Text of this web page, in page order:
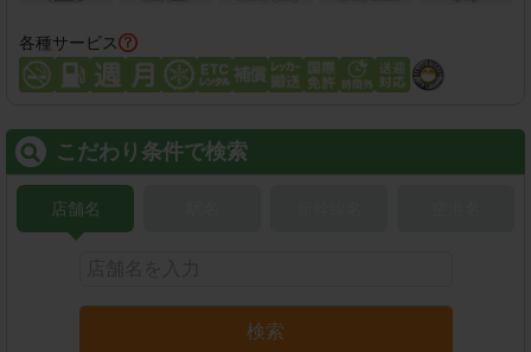
各種サービス
こだわり条件で検索
店舗名
検索